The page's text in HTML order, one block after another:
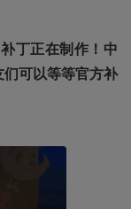
丁正在制作！中
可以等等官方补